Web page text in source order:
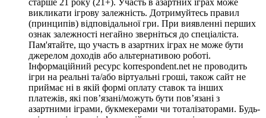
викликати ігрову залежність. Дотримуйтесь правил
(принципів) відповідальної гри. При виявленні перших
ознак залежності негайно зверніться до спеціаліста.
Пам'ятайте, що участь в азартних іграх не може бути
джерелом доходів або альтернативою роботі.
Інформаційний ресурс korrespondent.net не проводить
ігри на реальні та/або віртуальні гроші, також сайт не
приймає ні в якій формі оплату ставок та інших
платежів, які пов’язані/можуть бути пов’язані з
азартними іграми, букмекерами чи тоталізаторами. Будь-